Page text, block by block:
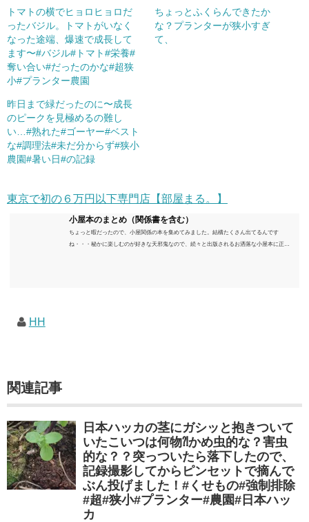
トマトの横でヒョロヒョロだ
ったバジル。トマトがいなく
なった途端、爆速で成長して
ます〜#バジル#トマト#栄養#
奪い合い#だったのかな#超狭
小#プランター農園
ちょっとふくらんできたか
な？プランターが狭小すぎ
て、
昨日まで緑だったのに〜成長
のピークを見極めるの難し
い…#熟れた#ゴーヤー#ベスト
な#調理法#未だ分からず#狭小
農園#暑い日#の記録
東京で初の６万円以下専門店【部屋まる。】
小屋本のまとめ（関係書を含む）
ちょっと暇だったので、小屋関係の本を集めてみました。結構たくさん出てるんです
ね・・・秘かに楽しむのが好きな天邪鬼なので、続々と出版されるお洒落な小屋本に正直
HH
関連記事
日本ハッカの茎にガシッと抱きついて
いたこいつは何物⁈かめ虫的な？害虫
的な？？突っついたら落下したので、
記録撮影してからピンセットで摘んで
ぶん投げました！#くせもの#強制排除
#超#狭小#プランター#農園#日本ハッ
カ